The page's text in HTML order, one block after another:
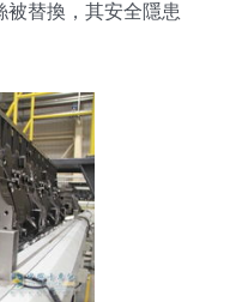
被替換，其安全隱患